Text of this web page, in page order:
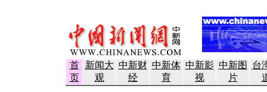
首
页
新闻大
观
中新财
经
中新体
育
中新影
视
中新图
片
台